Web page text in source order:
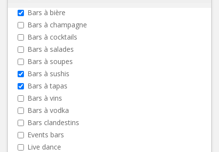
Bars à bière
Bars à champagne
Bars à cocktails
Bars à salades
Bars à soupes
Bars à sushis
Bars à tapas
Bars à vins
Bars à vodka
Bars clandestins
Events bars
Live dance